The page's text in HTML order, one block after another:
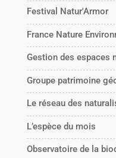
Festival Natur'Armor
France Nature
Gestion des espaces
Groupe patrimoine
Le réseau des
L’espèce du mois
Observatoire de la